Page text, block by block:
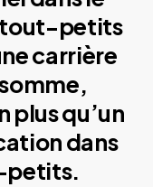
tout-petits
carrière
plus qu’un
dans
petits.